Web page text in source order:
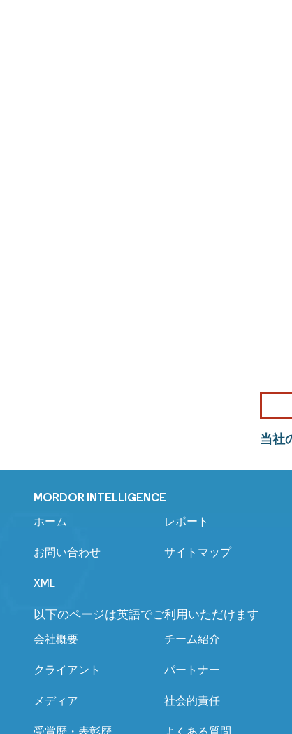
当社
MORDOR INTELLIGENCE
ホーム レポート
お問い合わせ サイトマップ
XML
以下のページは英語でご利用いただけます
会社概要 チーム紹介
クライアント パートナー
メディア 社会的責任